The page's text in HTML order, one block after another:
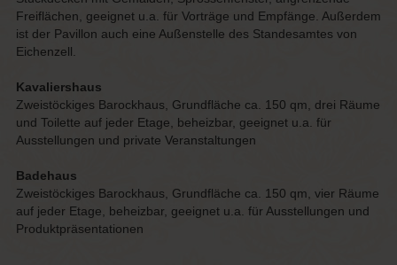
Freiflächen, geeignet u.a. für Vorträge und Empfänge. Außerdem
ist der Pavillon auch eine Außenstelle des Standesamtes von
Eichenzell.
Kavaliershaus
Zweistöckiges Barockhaus, Grundfläche ca. 150 qm, drei Räume
und Toilette auf jeder Etage, beheizbar, geeignet u.a. für
Ausstellungen und private Veranstaltungen
Badehaus
Zweistöckiges Barockhaus, Grundfläche ca. 150 qm, vier Räume
auf jeder Etage, beheizbar, geeignet u.a. für Ausstellungen und
Produktpräsentationen